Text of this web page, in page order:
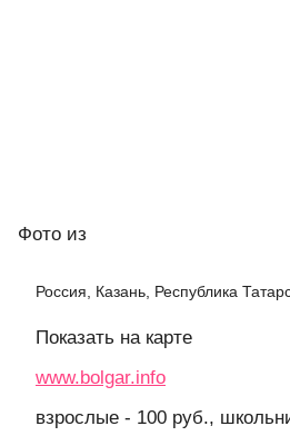
Фото из
Россия, Казань, Республика
Показать на карте
www.bolgar.info
взрослые - 100 руб.,